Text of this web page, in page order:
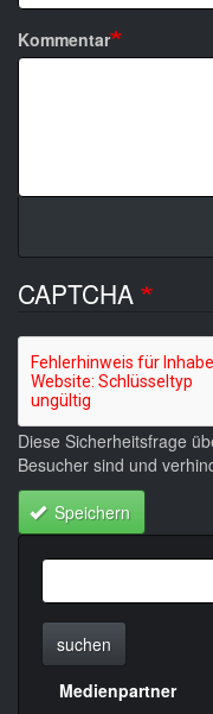
Kommentar
CAPTCHA
Diese Sicherheitsfrage
Besucher sind und
Speichern
suchen
Medienpartner